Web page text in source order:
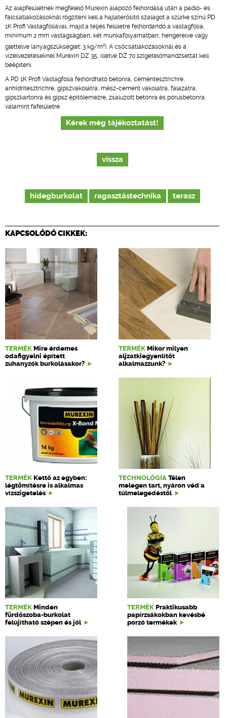
Az alapfelületnek megfelelő Murexin alapozó felhordása után a padló- és
falcsatlakozásoknál rögzíteni kell a hajlaterősítő szalagot a szürke színű PD
1K Profi Vastagfóliával, majd a teljes felületre felhordandó a vastagfólia,
minimum 2 mm vastagságban, két munkafolyamatban, hengerelve vagy
glettelve (anyagszükséglet: 3 kg/m2). A csőcsatlakozásoknál és a
vízelvezetéseknél Murexin DZ 35, illetve DZ 70 szigetelőmandzsettát kell
beépíteni.
A PD 1K Profi Vastagfólia felhordható betonra, cementesztrichre,
anhidritesztrichre, gipszvakolatra, mész-cement vakolatra, falazatra,
gipszkartonra és gipsz építőlemezre, zsaluzott betonra és pórusbetonra,
valamint fafelületre.
Kérek még tájékoztatást!
vissza
hidegburkolat ragasztástechnika terasz
KAPCSOLÓDÓ CIKKEK:
TERMÉK Mire érdemes
odafigyelni épített
zuhanyzók burkolásakor?
TERMÉK Mikor milyen
aljzatkiegyenlítőt
alkalmazzunk?
TERMÉK Kettő az egyben:
légtömítésre is alkalmas
vízszigetelés
TECHNOLÓGIA Télen
melegen tart, nyáron véd a
túlmelegedéstől
TERMÉK Minden
fürdőszoba-burkolat
felújítható szépen és jól
TERMÉK Praktikusabb
papírzsákokban kevésbé
porzó termékek